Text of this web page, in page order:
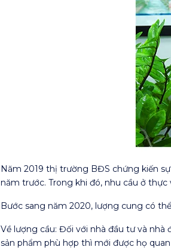
Năm 2019 thị trường BĐS chứng kiến
năm trước. Trong khi đó, nhu cầu ở
Bước sang năm 2020, lượng cung có
Về lượng cầu: Đối với nhà đầu tư và
sản phẩm phù hợp thì mới được họ